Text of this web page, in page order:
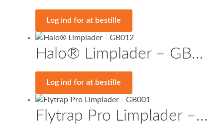
Log ind for at bestille
Halo® Limplader – GB012
Log ind for at bestille
Flytrap Pro Limplader – GB001